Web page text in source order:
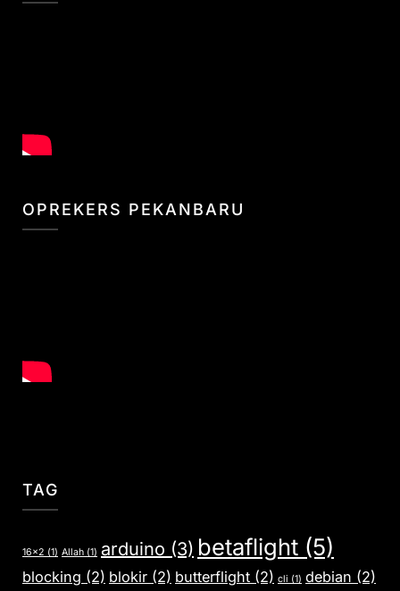
OPREKERS PEKANBARU
TAG
16x2 (1) Allah (1) arduino (3) betaflight (5)
blocking (2) blokir (2) butterflight (2) cli (1) debian (2)